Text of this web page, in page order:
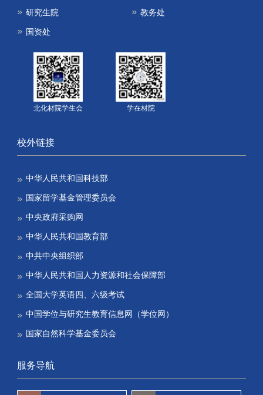
研究生院 教务处
国资处
北化材院学生会 学在材院
校外链接
中华人民共和国科技部
国家留学基金管理委员会
中央政府采购网
中华人民共和国教育部
中共中央组织部
中华人民共和国人力资源和社会保障部
全国大学英语四、六级考试
中国学位与研究生教育信息网（学位网）
国家自然科学基金委员会
服务导航